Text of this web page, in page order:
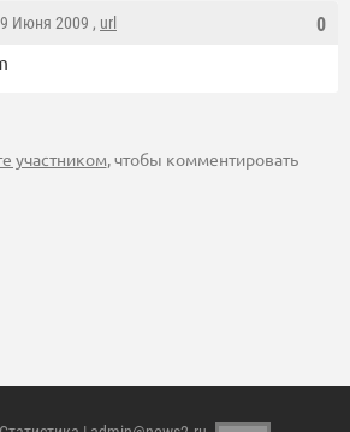
0
Июня 2009 , url
участником, чтобы комментировать